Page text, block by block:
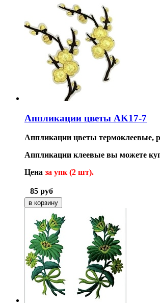
Аппликации цветы AK17-7
Аппликации цветы термоклеевые,
Аппликации клеевые вы можете
Цена за упк (2 шт).
85 руб